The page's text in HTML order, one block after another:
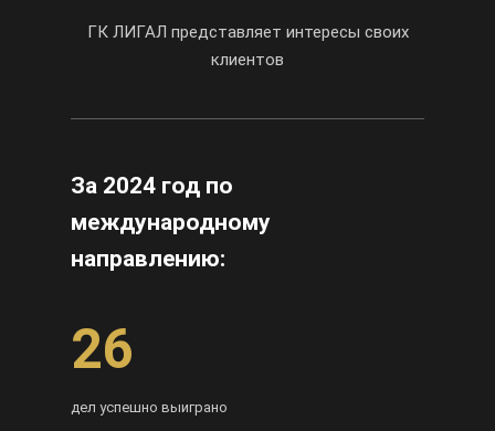
ГК ЛИГАЛ представляет интересы своих
клиентов
За 2024 год по
международному
направлению:
26
дел успешно выиграно